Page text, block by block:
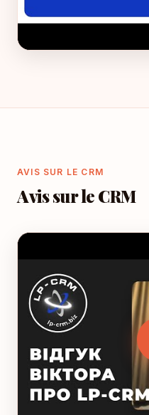
AVIS SUR LE CRM
Avis sur le CRM